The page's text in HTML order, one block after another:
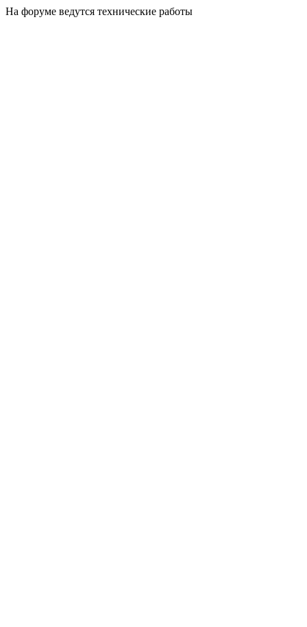
На форуме ведутся технические работы